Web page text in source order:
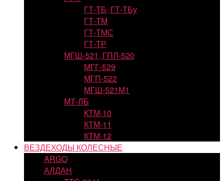
ГТ-ТБ, ГТ-ТБу
ГТ-ТМ
ГТ-ТМС
ГТ-ТР
МГШ-521, ГПЛ-520
МГГ-529
МГП-522
МГШ-521М1
МТ-ЛБ
КТМ-10
КТМ-11
КТМ-12
ВЕЗДЕХОДЫ КОЛЕСНЫЕ
ARGO
АЛДАН